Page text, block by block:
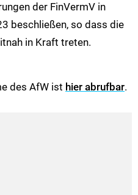
der FinVermV in
beschließen, so dass die
in Kraft treten.
des AfW ist hier abrufbar.